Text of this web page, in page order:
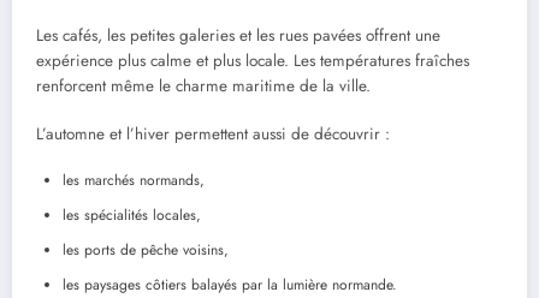
Les cafés, les petites galeries et les rues pavées offrent une
expérience plus calme et plus locale. Les températures fraîches
renforcent même le charme maritime de la ville.
L’automne et l’hiver permettent aussi de découvrir :
les marchés normands,
les spécialités locales,
les ports de pêche voisins,
les paysages côtiers balayés par la lumière normande.